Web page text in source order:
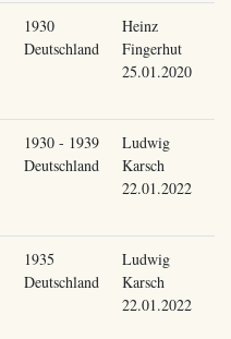
1930
Deutschland
Heinz
Fingerhut
25.01.2020
1930 - 1939
Deutschland
Ludwig
Karsch
22.01.2022
1935
Deutschland
Ludwig
Karsch
22.01.2022